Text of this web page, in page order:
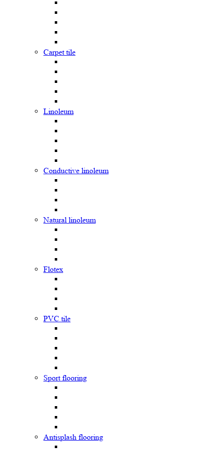
Carpet tile
Linoleum
Сonductive linoleum
Natural linoleum
Flotex
PVC tile
Sport flooring
Antisplash flooring